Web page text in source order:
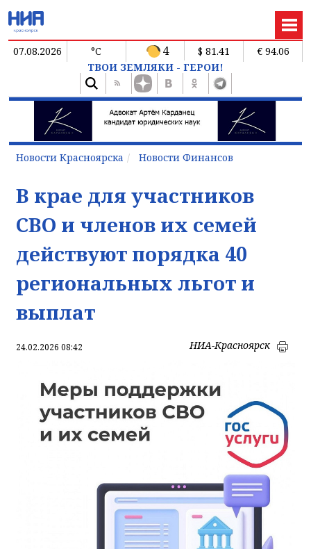
07.08.2026 °C 4 $ 81.41
€ 94.06
ТВОИ ЗЕМЛЯКИ - ГЕРОИ!
Новости Красноярска Новости Финансов
В крае для участников
СВО и членов их семей
действуют порядка 40
региональных льгот и
выплат
24.02.2026 08:42 НИА-Красноярск